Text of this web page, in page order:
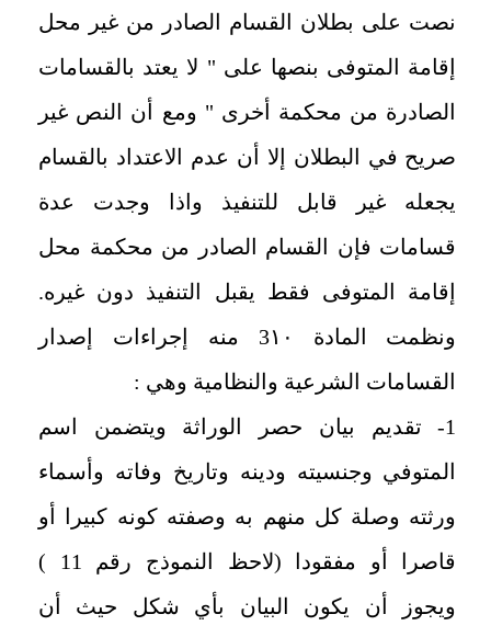
نصت على بطلان القسام الصادر من غير محل
إقامة المتوفى بنصها على " لا يعتد بالقسامات
الصادرة من محكمة أخرى " ومع أن النص غير
صريح في البطلان إلا أن عدم الاعتداد بالقسام
يجعله غير قابل للتنفيذ واذا وجدت عدة
قسامات فإن القسام الصادر من محكمة محل
إقامة المتوفى فقط يقبل التنفيذ دون غيره.
‏ونظمت المادة 3١٠ ‏منه إجراءات إصدار
القسامات الشرعية والنظامية وهي :
1- تقديم بيان حصر الوراثة ويتضمن اسم
المتوفي وجنسيته ودينه وتاريخ وفاته وأسماء
ورثته وصلة كل منهم به وصفته كونه كبيرا أو
قاصرا أو مفقودا (لاحظ النموذج رقم 11 ‏)
ويجوز أن يكون البيان بأي شكل حيث أن